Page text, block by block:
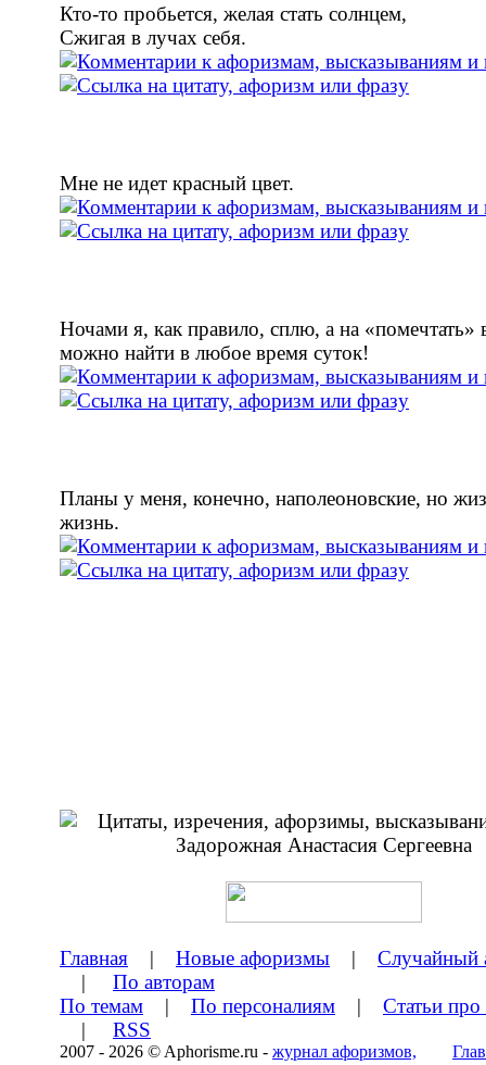
Кто-то пробьется, желая стать солнцем,
Сжигая в лучах себя.
Мне не идет красный цвет.
Ночами я, как правило, сплю, а на «помечтать»
можно найти в любое время суток!
Планы у меня, конечно, наполеоновские, но
жизнь.
Главная | Новые афоризмы | Случайный
| По авторам
По темам | По персоналиям | Статьи
| RSS
2007 - 2026 © Aphorisme.ru - журнал афоризмов,